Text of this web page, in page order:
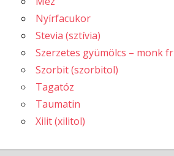
Nyírfacukor
Stevia (sztívia)
Szerzetes gyümölcs – monk
Szorbit (szorbitol)
Tagatóz
Taumatin
Xilit (xilitol)